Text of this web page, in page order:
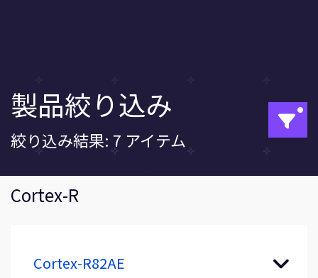
Tel: + 44(1223) 400 400 [main reception]
Fax: + 44(1223) 400 410
全てのオフィスを見る
製品絞り込み
絞り込み結果: 7 アイテム
Cortex-R
Cortex-R82AE